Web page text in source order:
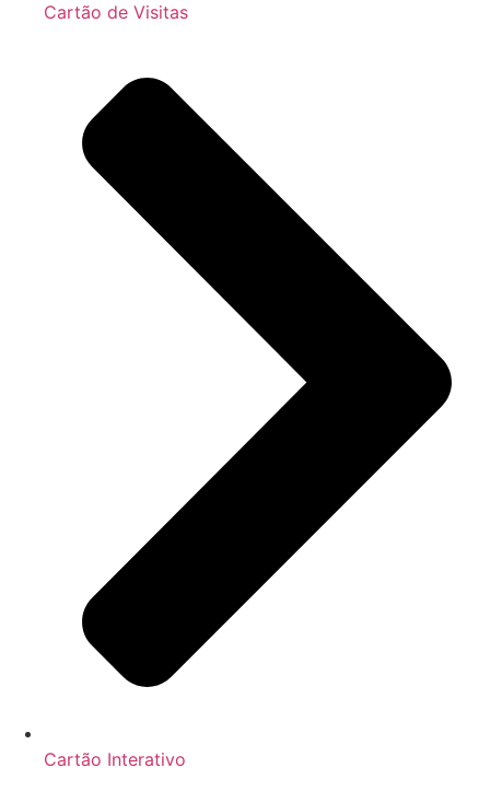
Cartão de Visitas
Cartão Interativo